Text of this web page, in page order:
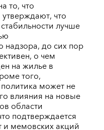
то, что
что
лучше
надзора, до сих пор
о чем
на жилье в
того,
может не
влияния на новые
области
подтверждается
мемовских акций